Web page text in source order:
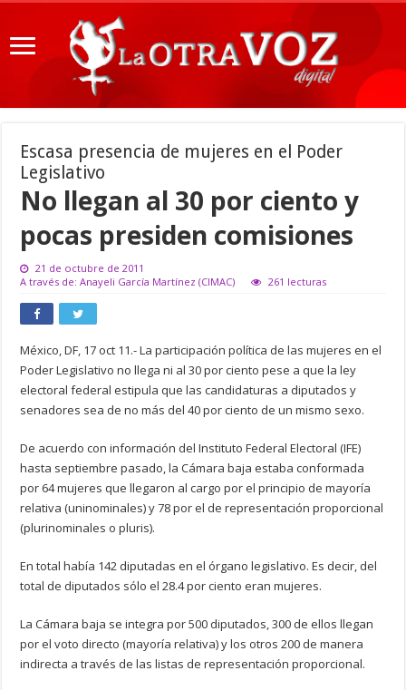
Escasa presencia de mujeres en el Poder
Legislativo
No llegan al 30 por ciento y
pocas presiden comisiones
21 de octubre de 2011
A través de: Anayeli García Martínez (CIMAC)
261 lecturas
México, DF, 17 oct 11.- La participación política de las mujeres en el
Poder Legislativo no llega ni al 30 por ciento pese a que la ley
electoral federal estipula que las candidaturas a diputados y
senadores sea de no más del 40 por ciento de un mismo sexo.
De acuerdo con información del Instituto Federal Electoral (IFE)
hasta septiembre pasado, la Cámara baja estaba conformada
por 64 mujeres que llegaron al cargo por el principio de mayoría
relativa (uninominales) y 78 por el de representación proporcional
(plurinominales o pluris).
En total había 142 diputadas en el órgano legislativo. Es decir, del
total de diputados sólo el 28.4 por ciento eran mujeres.
La Cámara baja se integra por 500 diputados, 300 de ellos llegan
por el voto directo (mayoría relativa) y los otros 200 de manera
indirecta a través de las listas de representación proporcional.